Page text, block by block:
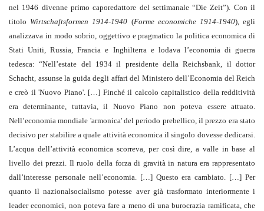
nel 1946 divenne primo caporedattore del settimanale “Die Zeit”). Con il
titolo Wirtschaftsformen 1914-1940 (Forme economiche 1914-1940), egli
analizzava in modo sobrio, oggettivo e pragmatico la politica economica di
Stati Uniti, Russia, Francia e Inghilterra e lodava l’economia di guerra
tedesca: “Nell’estate del 1934 il presidente della Reichsbank, il dottor
Schacht, assunse la guida degli affari del Ministero dell’Economia del Reich
e creò il 'Nuovo Piano'. […] Finché il calcolo capitalistico della redditività
era determinante, tuttavia, il Nuovo Piano non poteva essere attuato.
Nell’economia mondiale 'armonica' del periodo prebellico, il prezzo era stato
decisivo per stabilire a quale attività economica il singolo dovesse dedicarsi.
L’acqua dell’attività economica scorreva, per così dire, a valle in base al
livello dei prezzi. Il ruolo della forza di gravità in natura era rappresentato
dall’interesse personale nell’economia. […] Questo era cambiato. […] Per
quanto il nazionalsocialismo potesse aver già trasformato interiormente i
leader economici, non poteva fare a meno di una burocrazia ramificata, che